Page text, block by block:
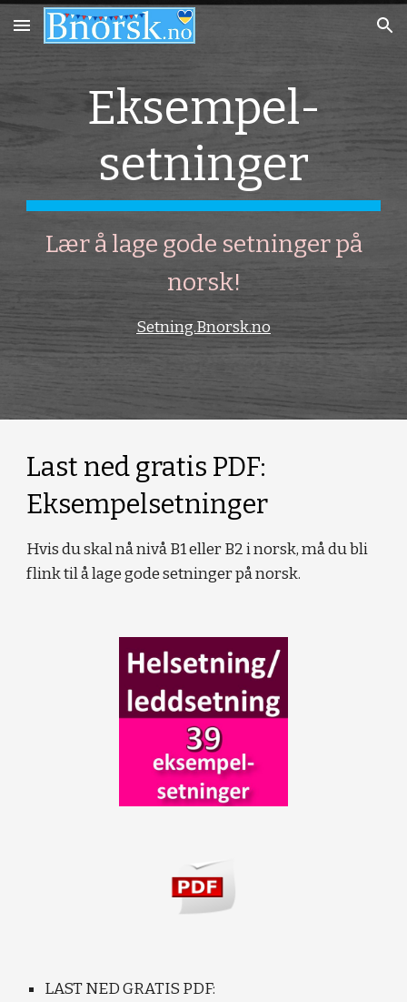
Skip to main content Skip to navigation
Eksempel-
setninger
Lær å lage gode setninger på
norsk!
Setning.Bnorsk.no
Last ned gratis PDF:
Eksempelsetninger
Hvis du skal nå nivå B1 eller B2 i norsk, må du bli
flink til å lage gode setninger på norsk.
LAST NED GRATIS PDF: